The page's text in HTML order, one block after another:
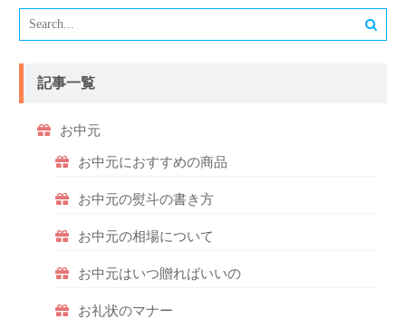
記事一覧
お中元
お中元におすすめの商品
お中元の熨斗の書き方
お中元の相場について
お中元はいつ贈ればいいの
お礼状のマナー